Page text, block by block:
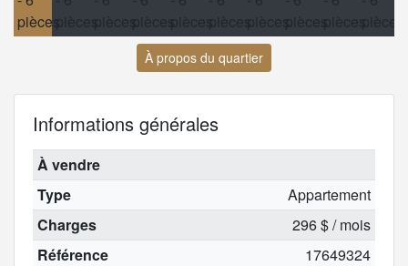
À propos du quartier
Informations générales
À vendre
Type
Appartement
Charges
296 $ / mois
Référence
17649324